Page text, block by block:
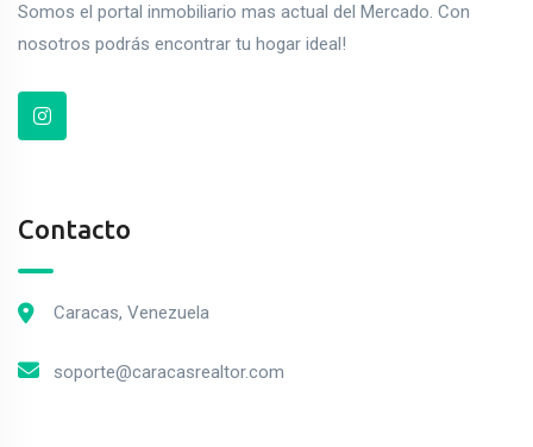
Somos el portal inmobiliario mas actual del Mercado. Con
nosotros podrás encontrar tu hogar ideal!
Contacto
Caracas, Venezuela
soporte@caracasrealtor.com